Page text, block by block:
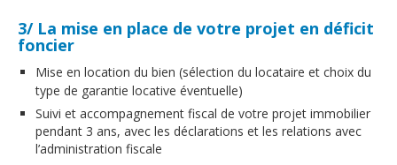
3/ La mise en place de votre projet en déficit
foncier
Mise en location du bien (sélection du locataire et choix du
type de garantie locative éventuelle)
Suivi et accompagnement fiscal de votre projet immobilier
pendant 3 ans, avec les déclarations et les relations avec
l’administration fiscale